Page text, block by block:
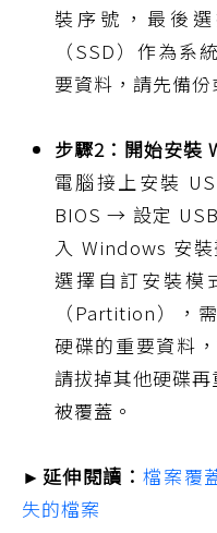
裝序號，最後
（SSD）作為系
要資料，請先備份
步驟2：開始安裝
電腦接上安裝
BIOS → 設定
入 Windows 安
選擇自訂安裝模
（Partition），
硬碟的重要資料
請拔掉其他硬碟
被覆蓋。
►延伸閱讀：檔案覆
失的檔案